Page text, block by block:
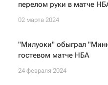
перелом руки в матче
02 марта 2024
"Милуоки" обыграл
гостевом матче НБА
24 февраля 2024